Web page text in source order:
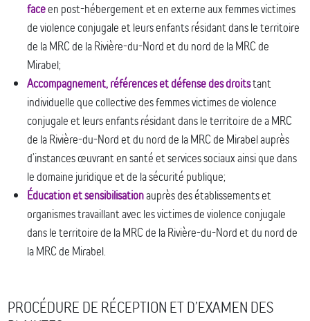
faceen post-hébergement et en externe aux femmes victimes
de violence conjugale et leurs enfants résidant dans le territoire
de la MRC de la Rivière-du-Nord et du nord de la MRC de
Mirabel;
Accompagnement, références et défense des droitstant
individuelle que collective des femmes victimes de violence
conjugale et leurs enfants résidant dans le territoire de a MRC
de la Rivière-du-Nord et du nord de la MRC de Mirabel auprès
d’instances œuvrant en santé et services sociaux ainsi que dans
le domaine juridique et de la sécurité publique;
Éducation et sensibilisationauprès des établissements et
organismes travaillant avec les victimes de violence conjugale
dans le territoire de la MRC de la Rivière-du-Nord et du nord de
la MRC de Mirabel.
PROCÉDURE DE RÉCEPTION ET D’EXAMEN DES